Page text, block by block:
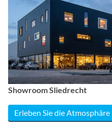
Showroom Sliedrecht
Erleben Sie die Atmosphäre